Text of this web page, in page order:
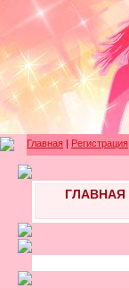
Главная | Регистрация
ГЛАВНАЯ